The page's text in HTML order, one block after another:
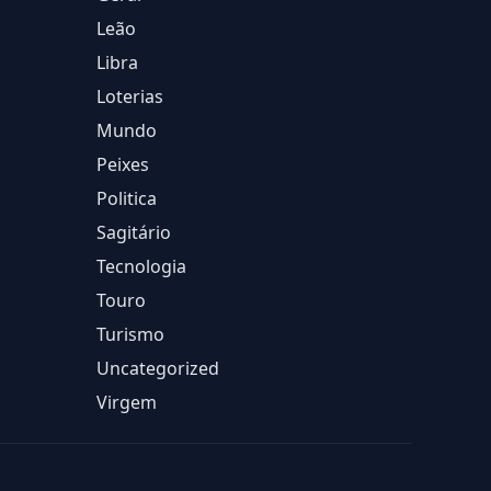
Leão
Libra
Loterias
Mundo
Peixes
Politica
Sagitário
Tecnologia
Touro
Turismo
Uncategorized
Virgem